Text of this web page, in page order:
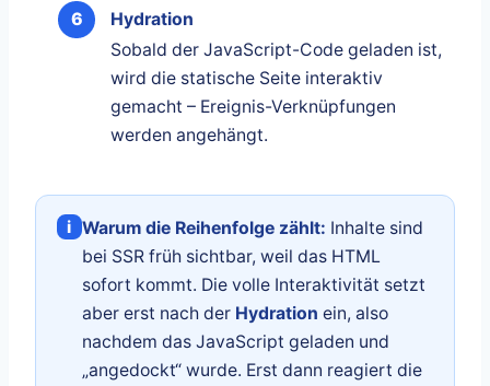
Hydration
Sobald der JavaScript-Code geladen ist,
wird die statische Seite interaktiv
gemacht – Ereignis-Verknüpfungen
werden angehängt.
i Warum die Reihenfolge zählt: Inhalte sind
bei SSR früh sichtbar, weil das HTML
sofort kommt. Die volle Interaktivität setzt
aber erst nach der Hydration ein, also
nachdem das JavaScript geladen und
„angedockt“ wurde. Erst dann reagiert die